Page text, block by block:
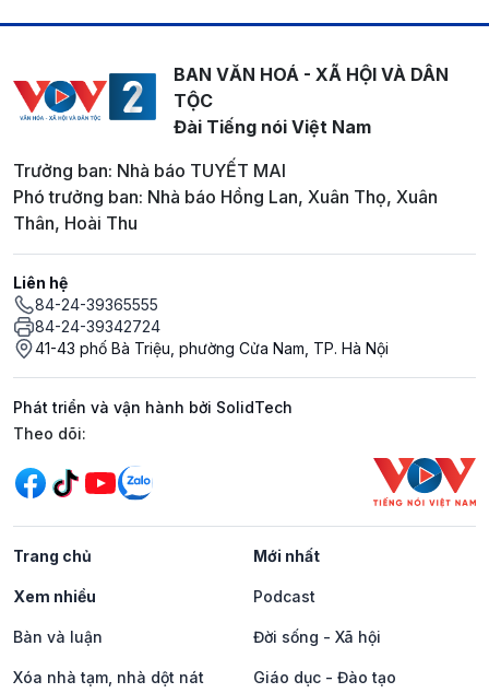
BAN VĂN HOÁ - XÃ HỘI VÀ DÂN
TỘC
Đài Tiếng nói Việt Nam
Trưởng ban: Nhà báo TUYẾT MAI
Phó trưởng ban: Nhà báo Hồng Lan, Xuân Thọ, Xuân
Thân, Hoài Thu
Liên hệ
84-24-39365555
84-24-39342724
41-43 phố Bà Triệu, phường Cửa Nam, TP. Hà Nội
Phát triển và vận hành bởi SolidTech
Mạng xã hội
Theo dõi:
Trang chủ Mới nhất
Xem nhiều Podcast
Bàn và luận Đời sống - Xã hội
Xóa nhà tạm, nhà dột nát Giáo dục - Đào tạo